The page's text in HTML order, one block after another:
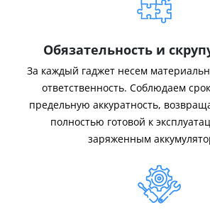
Обязательность и
За каждый гаджет несем
ответственность. Соблюдаем
предельную аккуратность,
полностью готовой к
заряженным